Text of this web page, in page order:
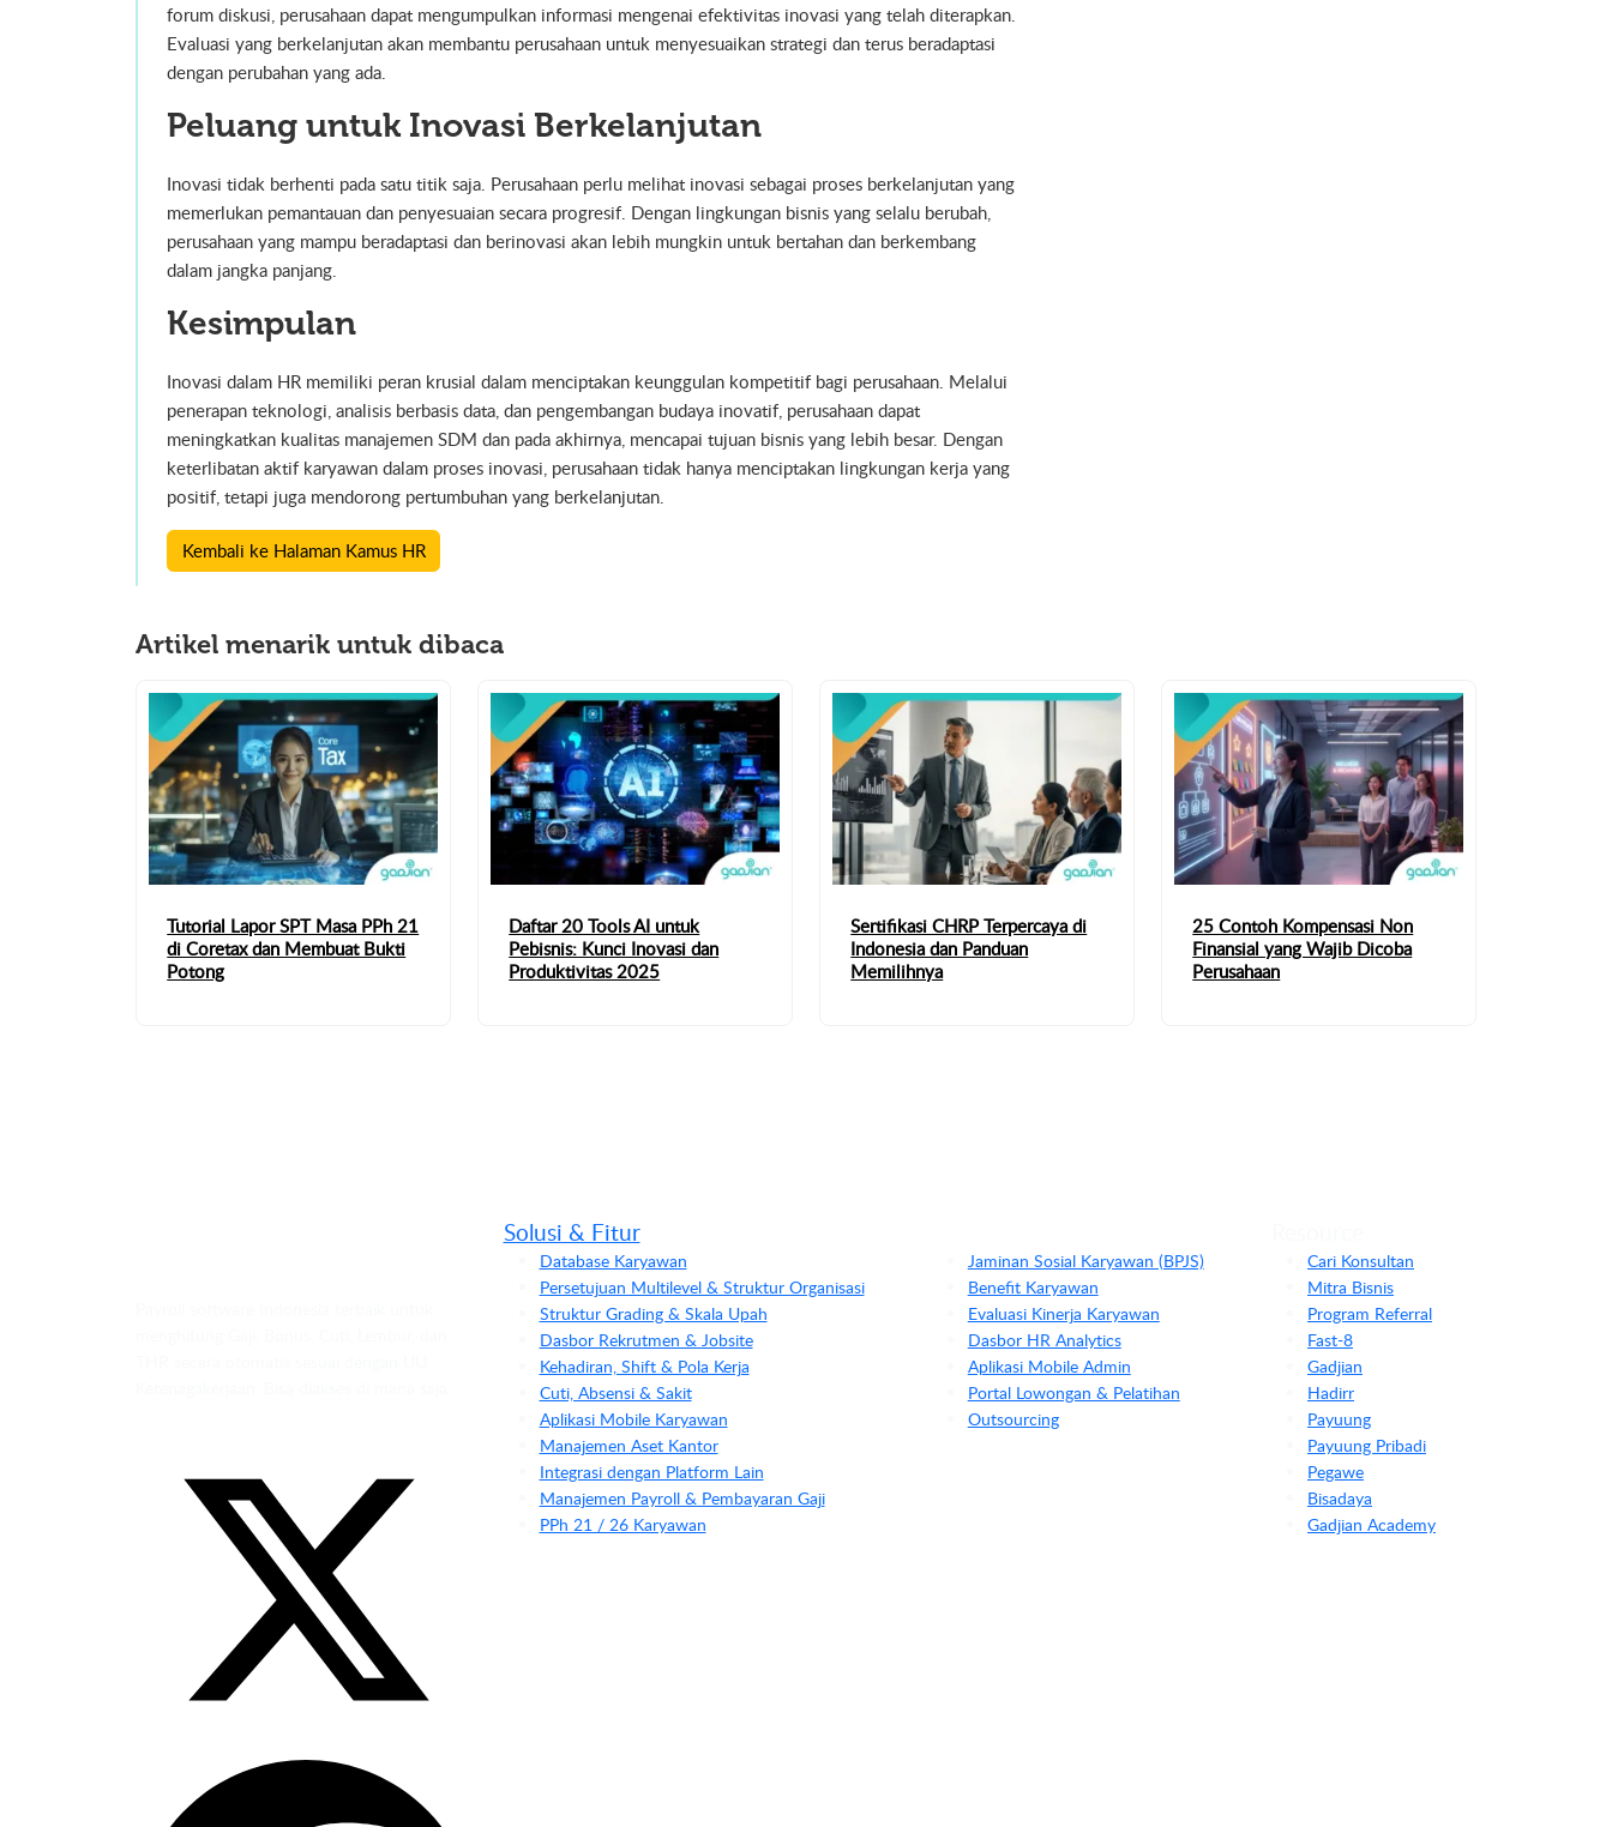
forum diskusi, perusahaan dapat mengumpulkan informasi mengenai efektivitas inovasi yang telah diterapkan.
Evaluasi yang berkelanjutan akan membantu perusahaan untuk menyesuaikan strategi dan terus beradaptasi
dengan perubahan yang ada.
Peluang untuk Inovasi Berkelanjutan
Inovasi tidak berhenti pada satu titik saja. Perusahaan perlu melihat inovasi sebagai proses berkelanjutan yang
memerlukan pemantauan dan penyesuaian secara progresif. Dengan lingkungan bisnis yang selalu berubah,
perusahaan yang mampu beradaptasi dan berinovasi akan lebih mungkin untuk bertahan dan berkembang
dalam jangka panjang.
Kesimpulan
Inovasi dalam HR memiliki peran krusial dalam menciptakan keunggulan kompetitif bagi perusahaan. Melalui
penerapan teknologi, analisis berbasis data, dan pengembangan budaya inovatif, perusahaan dapat
meningkatkan kualitas manajemen SDM dan pada akhirnya, mencapai tujuan bisnis yang lebih besar. Dengan
keterlibatan aktif karyawan dalam proses inovasi, perusahaan tidak hanya menciptakan lingkungan kerja yang
positif, tetapi juga mendorong pertumbuhan yang berkelanjutan.
Kembali ke Halaman Kamus HR
Artikel menarik untuk dibaca
Tutorial Lapor SPT Masa PPh 21
di Coretax dan Membuat Bukti
Potong
Daftar 20 Tools AI untuk
Pebisnis: Kunci Inovasi dan
Produktivitas 2025
Sertifikasi CHRP Terpercaya di
Indonesia dan Panduan
Memilihnya
25 Contoh Kompensasi Non
Finansial yang Wajib Dicoba
Perusahaan
Solusi & Fitur
Database Karyawan
Persetujuan Multilevel & Struktur Organisasi
Struktur Grading & Skala Upah
Dasbor Rekrutmen & Jobsite
Kehadiran, Shift & Pola Kerja
Cuti, Absensi & Sakit
Aplikasi Mobile Karyawan
Manajemen Aset Kantor
Integrasi dengan Platform Lain
Manajemen Payroll & Pembayaran Gaji
PPh 21 / 26 Karyawan
Jaminan Sosial Karyawan (BPJS)
Benefit Karyawan
Evaluasi Kinerja Karyawan
Dasbor HR Analytics
Aplikasi Mobile Admin
Portal Lowongan & Pelatihan
Outsourcing
Cari Konsultan
Mitra Bisnis
Program Referral
Fast-8
Gadjian
Hadirr
Payuung
Payuung Pribadi
Pegawe
Bisadaya
Gadjian Academy